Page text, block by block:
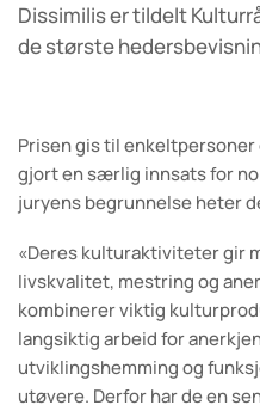
Dissimilis er tildelt
de største
Prisen gis til
gjort en særlig innsats for
juryens begrunnelse heter
«Deres kulturaktiviteter gir
livskvalitet, mestring og
kombinerer viktig
langsiktig arbeid for
utviklingshemming og
utøvere. Derfor har de en